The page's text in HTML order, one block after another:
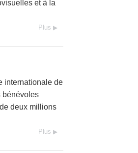
et à la
Plus
internationale de
bénévoles
deux millions
Plus